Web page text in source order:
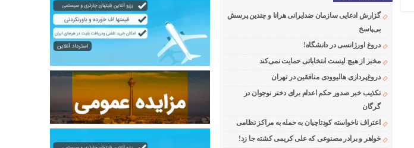
گزارش ادعایی سازمان ضدایرانی هرانا و چندین پرسش
بی‌پاسخ
دروغ اورژانسی در دانشگاه!
مخبر از هیچ لیست انتخاباتی حمایت نمی‌کند
دروغ‌پردازی هالیوودی منافقین در تهران
تکذیب خبر صدور حکم اعدام برای دختر نوجوان در
گرگان
اعتراف ناخواسته کودتاچیان به حمله به مراکز نظامی
خواهر و برادر مصنوعی که علی کریمی کشته جا زد!